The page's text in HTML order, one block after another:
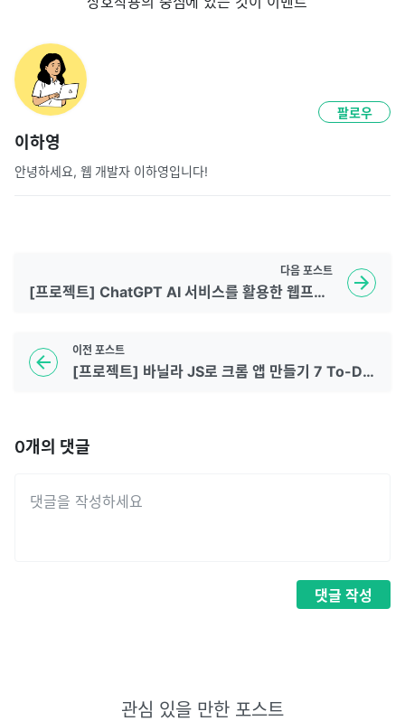
이하영
안녕하세요, 웹 개발자 이하영입니다!
팔로우
이전 포스트
[프로젝트] 바닐라 JS로 크롬 앱 만들기 7 To-Do-List 구현
다음 포스트
[프로젝트] ChatGPT AI 서비스를 활용한 웹프로젝트 만들기 2 구현
0개의 댓글
댓글 작성
관심 있을 만한 포스트